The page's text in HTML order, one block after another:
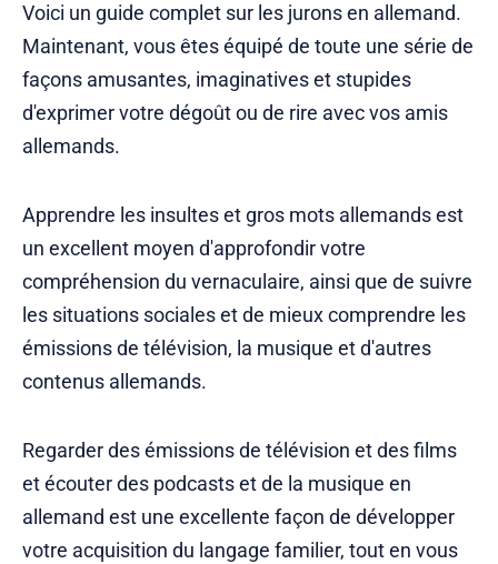
Voici un guide complet sur les jurons en allemand.
Maintenant, vous êtes équipé de toute une série de
façons amusantes, imaginatives et stupides
d'exprimer votre dégoût ou de rire avec vos amis
allemands.
Apprendre les insultes et gros mots allemands est
un excellent moyen d'approfondir votre
compréhension du vernaculaire, ainsi que de suivre
les situations sociales et de mieux comprendre les
émissions de télévision, la musique et d'autres
contenus allemands.
Regarder des émissions de télévision et des films
et écouter des podcasts et de la musique en
allemand est une excellente façon de développer
votre acquisition du langage familier, tout en vous